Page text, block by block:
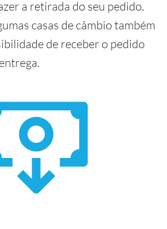
a retirada do seu pedido.
casas de câmbio também
de receber o pedido